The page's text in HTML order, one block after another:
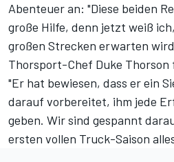
Abenteuer an: "Diese beiden
große Hilfe, denn jetzt weiß
großen Strecken erwarten
Thorsport-Chef Duke
"Er hat bewiesen, dass er ein
darauf vorbereitet, ihm jede
geben. Wir sind gespannt
ersten vollen Truck-Saison